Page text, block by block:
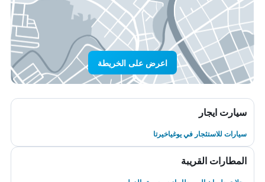
اعرض على الخريطة
سيارت ايجار
سيارات للاستئجار في يوغياخيرتا
المطارات القريبة